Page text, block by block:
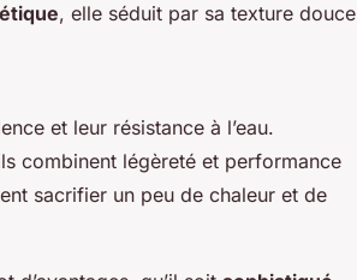
, elle séduit par sa texture douce
et leur résistance à l’eau.
combinent légèreté et performance
sacrifier un peu de chaleur et de